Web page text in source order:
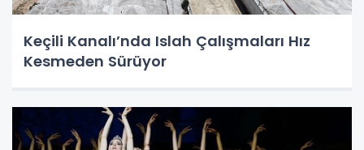
Keçili Kanalı’nda Islah Çalışmaları Hız
Kesmeden Sürüyor